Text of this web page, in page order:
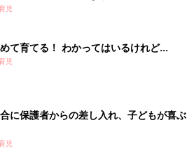
は子どもに謝り、自尊感情を
児
て育てる！ わかってはいるけれど…
児
に保護者からの差し入れ、子どもが喜ぶ
児